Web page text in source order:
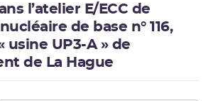
l’atelier E/ECC de
de base n° 116,
usine UP3-A » de
de La Hague